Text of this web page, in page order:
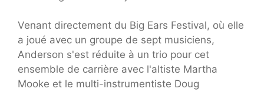
Venant directement du Big Ears Festival, où elle
a joué avec un groupe de sept musiciens,
Anderson s'est réduite à un trio pour cet
ensemble de carrière avec l'altiste Martha
Mooke et le multi-instrumentiste Doug